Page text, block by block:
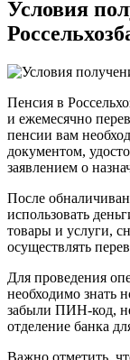
Условия
Пенсия в
и ежемесячно
пенсии вам
документом,
заявлением о
После
использовать
товары и услуги,
осуществлять
Для проведения
необходимо знать
забыли ПИН-код,
отделение банка
Важно отметить,